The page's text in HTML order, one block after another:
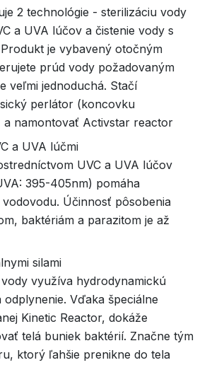
2 technológie - sterilizáciu vody
a UVA lúčov a čistenie vody s
je vybavený otočným
prúd vody požadovaným
veľmi jednoduchá. Stačí
perlátor (koncovku
a namontovať Activstar reactor
a UVA lúčmi
UVC a UVA lúčov
395-405nm) pomáha
Účinnosť pôsobenia
baktériám a parazitom je až
silami
využíva hydrodynamickú
odplynenie. Vďaka špeciálne
Kinetic Reactor, dokáže
telá buniek baktérií. Značne tým
ktorý ľahšie prenikne do tela